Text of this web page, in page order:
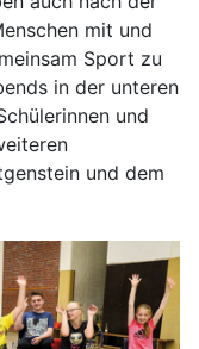
mit und
Sport zu
in der unteren
und
und dem